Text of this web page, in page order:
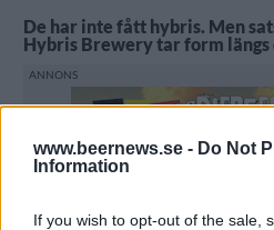
www.beernews.se - Do Not
Information
If you wish to opt-out of the sale,
De har inte fått hybris. Men
Hybris Brewery tar form längs